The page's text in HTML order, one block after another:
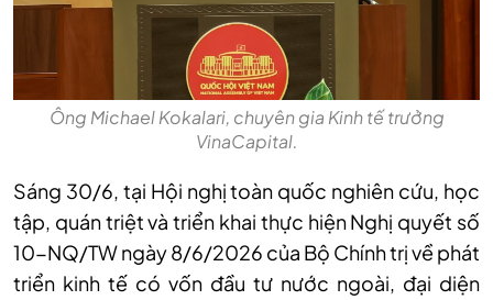
Ông Michael Kokalari, chuyên gia Kinh tế trưởng
VinaCapital.
Sáng 30/6, tại Hội nghị toàn quốc nghiên cứu, học
tập, quán triệt và triển khai thực hiện Nghị quyết số
10-NQ/TW ngày 8/6/2026 của Bộ Chính trị về phát
triển kinh tế có vốn đầu tư nước ngoài, đại diện